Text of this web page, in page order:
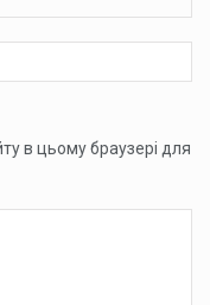
в цьому браузері для